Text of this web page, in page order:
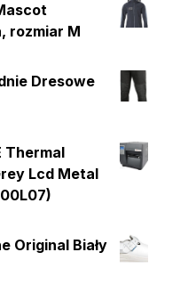
rozmiar M
Dresowe
Thermal
Lcd Metal
Original Biały